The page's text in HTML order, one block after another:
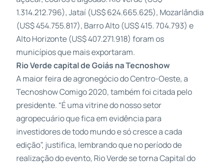
1.314.212.796), Jataí (US$ 624.665.625), Mozarlândia
(US$ 454.755.817), Barro Alto (US$ 415. 704.793) e
Alto Horizonte (US$ 407.271.918) foram os
municípios que mais exportaram.
Rio Verde capital de Goiás na Tecnoshow
A maior feira de agronegócio do Centro-Oeste, a
Tecnoshow Comigo 2020, também foi citada pelo
presidente. “É uma vitrine do nosso setor
agropecuário que fica em evidência para
investidores de todo mundo e só cresce a cada
edição”, justifica, lembrando que no período de
realização do evento, Rio Verde se torna Capital do